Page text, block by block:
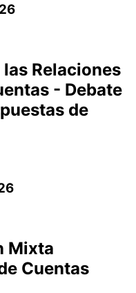
Relaciones
- Debate
de
Mixta
Cuentas